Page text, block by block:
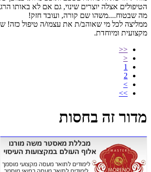
הטיפולים אצלה יוצרים שינוי, גם אם לא באותו
מה שבטוח....משהו שם קורה, ועובד חזק!
ממליצה לכל מי שאוהב/ת את עצמו/ה טיפול כזה!
מקצועית ומיוחדת.
<<
<
1
2
>
>>
מדור זה בחסות